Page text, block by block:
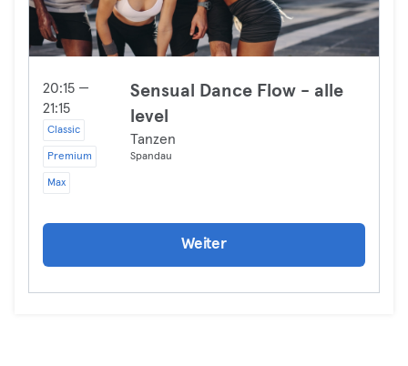
20:15 —
21:15
Classic
Premium
Max
Sensual Dance Flow - alle
level
Tanzen
Spandau
Weiter